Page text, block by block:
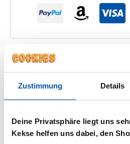
Zustimmung Details
Deine Privatsphäre liegt uns
Kekse helfen uns dabei, den
Emils kleiner Bruder Eddie darf
Schule nach Hause gehen und
Doch als er auf dem Heimweg
In „Eddie sagt NEIN! Ich gehe